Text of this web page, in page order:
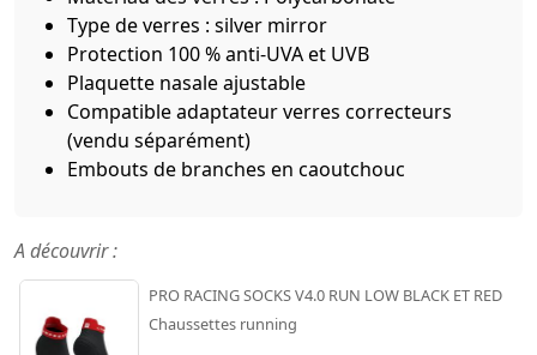
Type de verres : silver mirror
Protection 100 % anti-UVA et UVB
Plaquette nasale ajustable
Compatible adaptateur verres correcteurs
(vendu séparément)
Embouts de branches en caoutchouc
A découvrir :
PRO RACING SOCKS V4.0 RUN LOW BLACK ET RED
Chaussettes running